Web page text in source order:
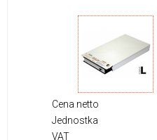
Cena netto
Jednostka
VAT